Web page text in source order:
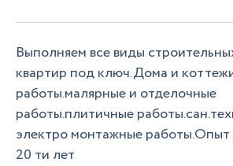
Выполняем все виды
квартир под ключ.Дома и
работы.малярные и отделочные
работы.плитичные
электро монтажные
20 ти лет